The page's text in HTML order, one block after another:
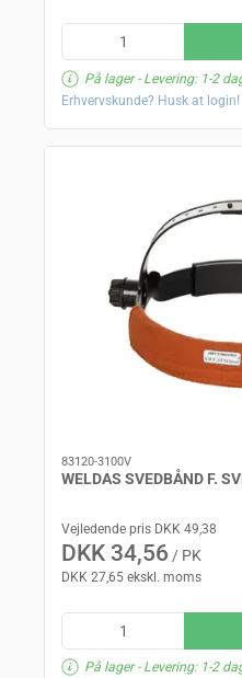
På lager- Levering: 1-2
Erhvervskunde? Husk at login!
83120-3100V
WELDAS SVEDBÅND F.
Vejledende pris DKK 49,38
DKK 34,56 / PK
DKK 27,65 ekskl. moms
På lager- Levering: 1-2